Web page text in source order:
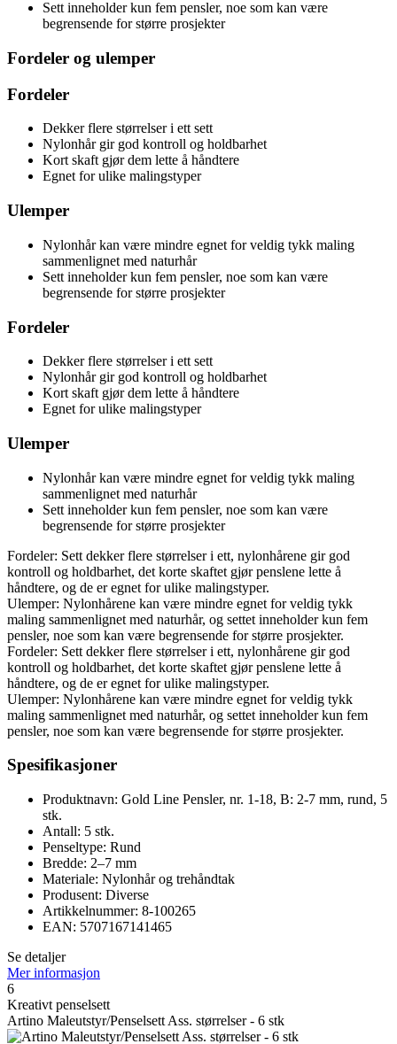
Sett inneholder kun fem pensler, noe som kan være
begrensende for større prosjekter
Fordeler og ulemper
Fordeler
Dekker flere størrelser i ett sett
Nylonhår gir god kontroll og holdbarhet
Kort skaft gjør dem lette å håndtere
Egnet for ulike malingstyper
Ulemper
Nylonhår kan være mindre egnet for veldig tykk maling
sammenlignet med naturhår
Sett inneholder kun fem pensler, noe som kan være
begrensende for større prosjekter
Fordeler
Dekker flere størrelser i ett sett
Nylonhår gir god kontroll og holdbarhet
Kort skaft gjør dem lette å håndtere
Egnet for ulike malingstyper
Ulemper
Nylonhår kan være mindre egnet for veldig tykk maling
sammenlignet med naturhår
Sett inneholder kun fem pensler, noe som kan være
begrensende for større prosjekter
Fordeler: Sett dekker flere størrelser i ett, nylonhårene gir god
kontroll og holdbarhet, det korte skaftet gjør penslene lette å
håndtere, og de er egnet for ulike malingstyper.
Ulemper: Nylonhårene kan være mindre egnet for veldig tykk
maling sammenlignet med naturhår, og settet inneholder kun fem
pensler, noe som kan være begrensende for større prosjekter.
Fordeler: Sett dekker flere størrelser i ett, nylonhårene gir god
kontroll og holdbarhet, det korte skaftet gjør penslene lette å
håndtere, og de er egnet for ulike malingstyper.
Ulemper: Nylonhårene kan være mindre egnet for veldig tykk
maling sammenlignet med naturhår, og settet inneholder kun fem
pensler, noe som kan være begrensende for større prosjekter.
Spesifikasjoner
Produktnavn: Gold Line Pensler, nr. 1-18, B: 2-7 mm, rund, 5
stk.
Antall: 5 stk.
Penseltype: Rund
Bredde: 2–7 mm
Materiale: Nylonhår og trehåndtak
Produsent: Diverse
Artikkelnummer: 8-100265
EAN: 5707167141465
Se detaljer
Mer informasjon
6
Kreativt penselsett
Artino Maleutstyr/Penselsett Ass. størrelser - 6 stk